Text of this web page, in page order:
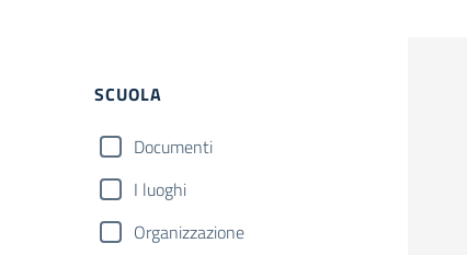
Filtri
SCUOLA
Documenti
I luoghi
Organizzazione